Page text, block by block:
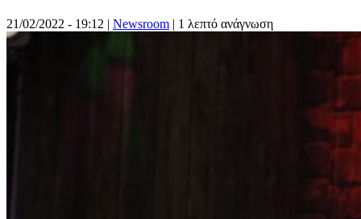
21/02/2022 - 19:12 | Newsroom | 1 λεπτό ανάγνωση